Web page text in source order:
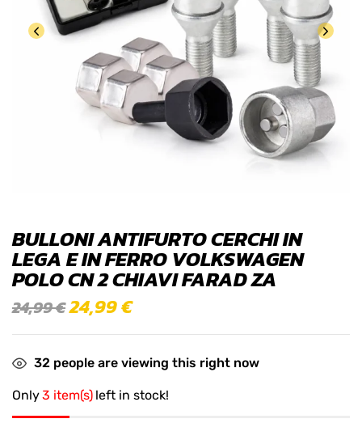
BULLONI ANTIFURTO CERCHI IN
LEGA E IN FERRO VOLKSWAGEN
POLO CN 2 CHIAVI FARAD ZA
24,99€24,99€
32 people are viewing this right now
Only3 item(s) left in stock!